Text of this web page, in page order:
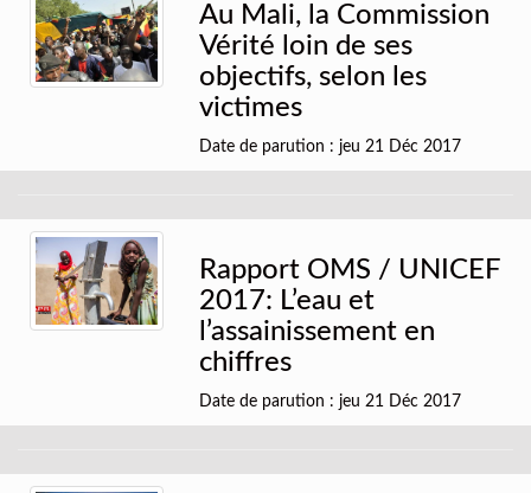
Au Mali, la Commission
Vérité loin de ses
objectifs, selon les
victimes
Date de parution : jeu 21 Déc 2017
Rapport OMS / UNICEF
2017: L’eau et
l’assainissement en
chiffres
Date de parution : jeu 21 Déc 2017